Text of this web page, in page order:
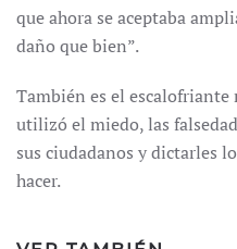
que ahora se aceptaba
daño que bien”.
También es el
utilizó el miedo, las
sus ciudadanos y dictarles
hacer.